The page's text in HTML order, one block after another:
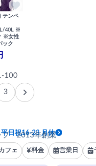
テンペ
40L ※
※女性
ック
100
3
プ｜2013年創業
日祝16-23 月休
フェ 料金 営業日